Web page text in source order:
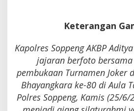
Keterangan
Kapolres Soppeng AKBP
jajaran berfoto
pembukaan Turnamen Joker
Bhayangkara ke-80 di Aula
Polres Soppeng, Kamis (25/